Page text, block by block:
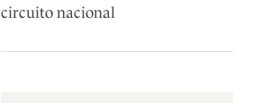
circuito nacional